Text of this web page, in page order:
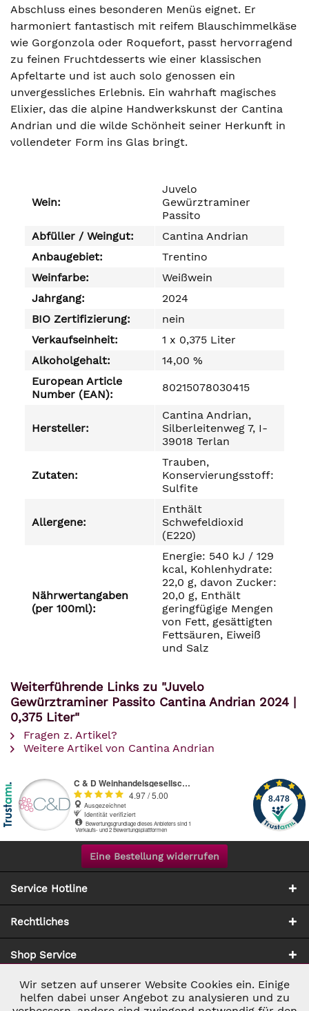
Abschluss eines besonderen Menüs eignet. Er
harmoniert fantastisch mit reifem Blauschimmelkäse
wie Gorgonzola oder Roquefort, passt hervorragend
zu feinen Fruchtdesserts wie einer klassischen
Apfeltarte und ist auch solo genossen ein
unvergessliches Erlebnis. Ein wahrhaft magisches
Elixier, das die alpine Handwerkskunst der Cantina
Andrian und die wilde Schönheit seiner Herkunft in
vollendeter Form ins Glas bringt.
Wein:
Juvelo
Gewürztraminer
Passito
Abfüller / Weingut:
Cantina Andrian
Anbaugebiet:
Trentino
Weinfarbe:
Weißwein
Jahrgang:
2024
BIO Zertifizierung:
nein
Verkaufseinheit:
1 x 0,375 Liter
Alkoholgehalt:
14,00 %
European Article
Number (EAN):
80215078030415
Hersteller:
Cantina Andrian,
Silberleitenweg 7, I-
39018 Terlan
Zutaten:
Trauben,
Konservierungsstoff:
Sulfite
Allergene:
Enthält
Schwefeldioxid
(E220)
Nährwertangaben
(per 100ml):
Energie: 540 kJ / 129
kcal, Kohlenhydrate:
22,0 g, davon Zucker:
20,0 g, Enthält
geringfügige Mengen
von Fett, gesättigten
Fettsäuren, Eiweiß
und Salz
Weiterführende Links zu "Juvelo
Gewürztraminer Passito Cantina Andrian 2024 |
0,375 Liter"
Fragen z. Artikel?
Weitere Artikel von Cantina Andrian
Eine Bestellung widerrufen
Service Hotline
Rechtliches
Shop Service
Zahlung & Versand
Notwendig Aktiv
Wir setzen auf unserer Website Cookies ein. Einige
helfen dabei unser Angebot zu analysieren und zu